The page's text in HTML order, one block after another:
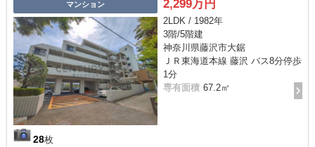
マンション
28枚
2,299万円
2LDK / 1982年
3階/5階建
神奈川県藤沢市大鋸
ＪＲ東海道本線 藤沢 バス8分停歩
1分
専有面積 67.2㎡